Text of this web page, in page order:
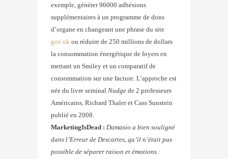
exemple, générer 96000 adhésions
supplémentaires à un programme de dons
d’organe en changeant une phrase du site
gov.uk ou réduire de 250 millions de dollars
la consommation énergétique de foyers en
mettant un Smiley et un comparatif de
consommation sur une facture. L’approche est
née du livre seminal Nudge de 2 professeurs
Américains, Richard Thaler et Cass Sunstein
publié en 2008.
MarketingIsDead : Damasio a bien souligné
dans l’Erreur de Descartes, qu’il n’était pas
possible de séparer raison et émotions :